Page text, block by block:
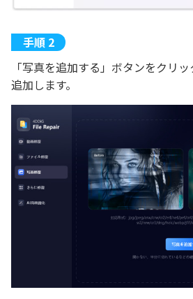
「写真を追加する」ボタンをクリ
追加します。